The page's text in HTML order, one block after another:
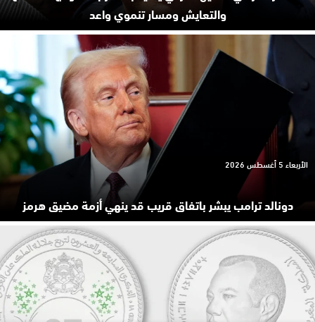
والتعايش ومسار تنموي واعد
دونالد ترامب يبشر باتفاق قريب قد ينهي أزمة مضيق هرمز
الأربعاء 5 أغسطس 2026